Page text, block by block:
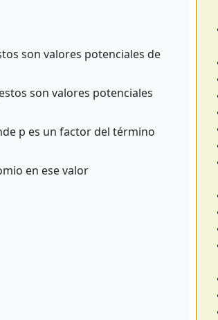
son valores potenciales de
son valores potenciales
p es un factor del término
en ese valor